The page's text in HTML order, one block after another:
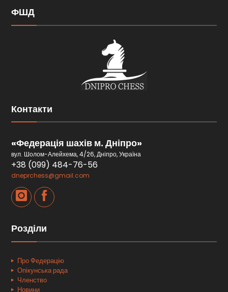
ФШД
Контакти
«Федерація шахів м. Дніпро»
вул. Шолом-Алейхема, 4/26, Дніпро, Україна
+38 (099) 484-76-56
dneprchess@gmail.com
Розділи
Про Федерацію
Опікунська рада
Членство
Новини